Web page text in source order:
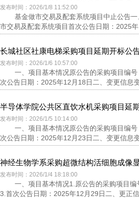
发布时间：2026/1/8 11:52:00
基金做市交易及配套系统项目中止公告
市交易及配套系统项目首次公告日期：2025
长城社区社康电梯采购项目延期开标公告
发布时间：2026/1/6 10:57:00
一、项目基本情况原公告的采购项目编
次公告日期：2025年12月18日二、变更信息
半导体学院公共区直饮水机采购项目延
发布时间：2026/1/5 10:14:00
一、项目基本情况原公告的采购项目编
次公告日期：2025年12月23日二、变更信息
神经生物学系采购超微结构活细胞成像
发布时间：2026/1/4 18:18:00
一、项目基本情况1.原公告的采购项目
3.首次公告日期：2025年12月29日二、更正